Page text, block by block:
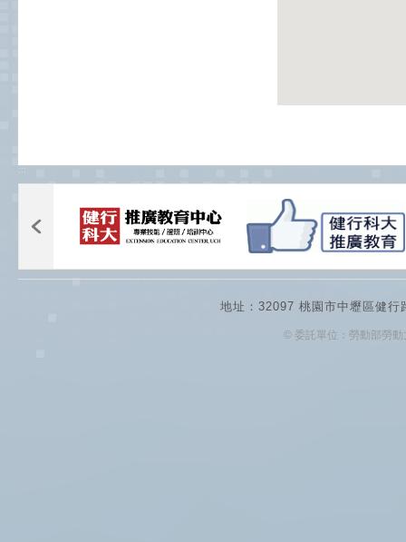
:::
地址：32097 桃園市中壢區健行
© 委託單位：勞動部勞